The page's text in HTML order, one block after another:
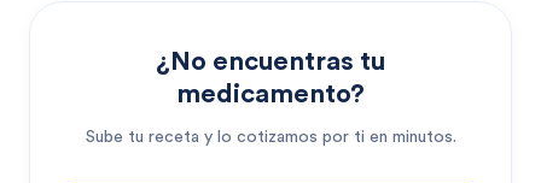
¿No encuentras tu
medicamento?
Sube tu receta y lo cotizamos por ti en minutos.